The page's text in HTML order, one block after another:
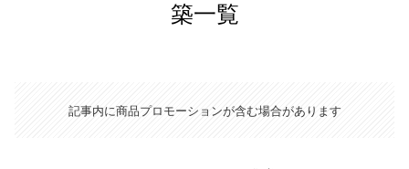
築一覧
記事内に商品プロモーションが含む場合があります